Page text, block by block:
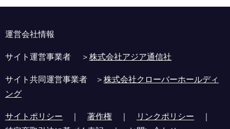
運営会社情報
サイト運営事業者 ＞株式会社アジア通信社
サイト共同運営事業者 ＞株式会社クローバーホールディ
ング
サイトポリシー ｜ 著作権 ｜ リンクポリシー ｜